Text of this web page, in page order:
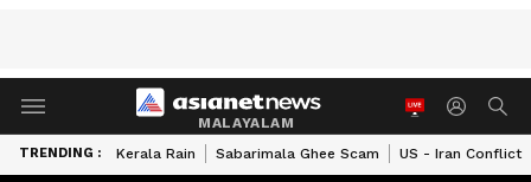
MALAYALAM
TRENDING : Kerala Rain Sabarimala Ghee Scam US - Iran Conflict